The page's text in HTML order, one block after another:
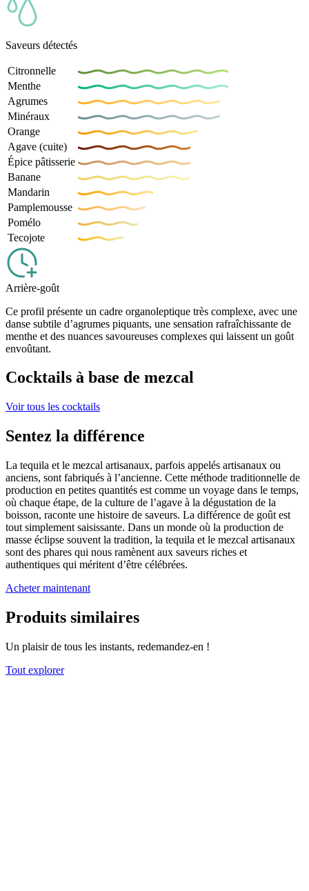
Saveurs détectés
Citronnelle
Menthe
Agrumes
Minéraux
Orange
Agave (cuite)
Épice pâtisserie
Banane
Mandarin
Pamplemousse
Pomélo
Tecojote
Arrière-goût
Ce profil présente un cadre organoleptique très complexe, avec une
danse subtile d’agrumes piquants, une sensation rafraîchissante de
menthe et des nuances savoureuses complexes qui laissent un goût
envoûtant.
Cocktails à base de mezcal
Voir tous les cocktails
Sentez la différence
La tequila et le mezcal artisanaux, parfois appelés artisanaux ou
anciens, sont fabriqués à l’ancienne. Cette méthode traditionnelle de
production en petites quantités est comme un voyage dans le temps,
où chaque étape, de la culture de l’agave à la dégustation de la
boisson, raconte une histoire de saveurs. La différence de goût est
tout simplement saisissante. Dans un monde où la production de
masse éclipse souvent la tradition, la tequila et le mezcal artisanaux
sont des phares qui nous ramènent aux saveurs riches et
authentiques qui méritent d’être célébrées.
Acheter maintenant
Produits similaires
Un plaisir de tous les instants, redemandez-en !
Tout explorer